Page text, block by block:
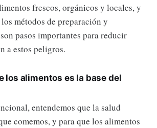
frescos, orgánicos y locales, y
métodos de preparación y
pasos importantes para reducir
a estos peligros.
los alimentos es la base del
entendemos que la salud
comemos, y para que los alimentos